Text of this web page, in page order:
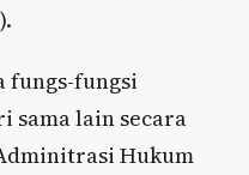
fungs-fungsi
sama lain secara
Hukum